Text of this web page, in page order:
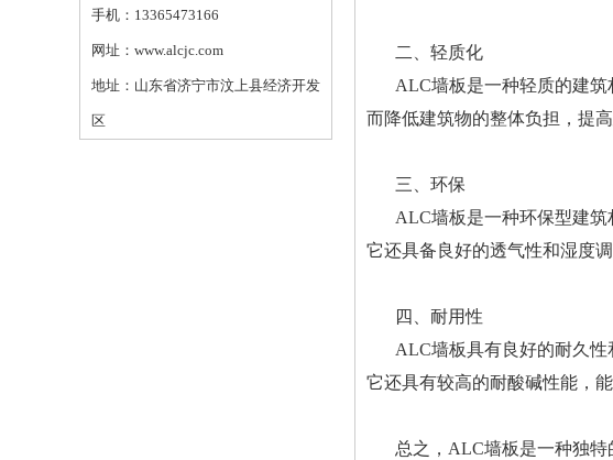
手机：13365473166
网址：www.alcjc.com
地址：山东省济宁市汶上县经济开发
区
二、轻质化
ALC墙板是一种轻质的建
而降低建筑物的整体负担，提
三、环保
ALC墙板是一种环保型建筑
它还具备良好的透气性和湿度
四、耐用性
ALC墙板具有良好的耐久性
它还具有较高的耐酸碱性能，
总之，ALC墙板是一种独